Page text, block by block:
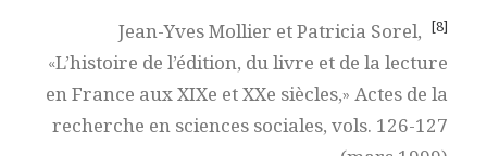
[8]
Jean-Yves Mollier et Patricia Sorel,
«L’histoire de l’édition, du livre et de la lecture
en France aux XIXe et XXe siècles,» Actes de la
recherche en sciences sociales, vols. 126-127